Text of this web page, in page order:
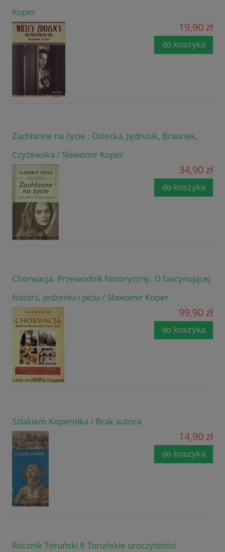
Koper
19,90 zł
do koszyka
Zachłanne na życie : Osiecka, Jędrusik, Braunek,
Czyżewska / Sławomir Koper
34,90 zł
do koszyka
Chorwacja. Przewodnik historyczny. O fascynującej
historii, jedzeniu i piciu / Sławomir Koper
99,90 zł
do koszyka
Szlakiem Kopernika / Brak autora
14,90 zł
do koszyka
Rocznik Toruński 8 Toruńskie uroczystości